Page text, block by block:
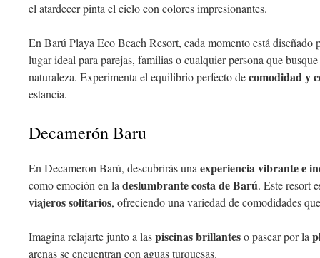
el atardecer pinta el cielo con colores impresionantes.
En Barú Playa Eco Beach Resort, cada momento está
lugar ideal para parejas, familias o cualquier persona que
naturaleza. Experimenta el equilibrio perfecto decomodidad y
estancia.
Decamerón Baru
En Decameron Barú, descubrirás una experiencia vibrante e
como emoción en la deslumbrante costa de Barú. Este resort
viajeros solitarios, ofreciendo una variedad de comodidades
Imagina relajarte junto a laspiscinas brillanteso pasear por la
arenas se encuentran con aguas turquesas.